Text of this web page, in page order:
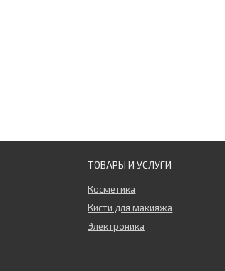
ТОВАРЫ И УСЛУГИ
Косметика
Кисти для макияжа
Электроника